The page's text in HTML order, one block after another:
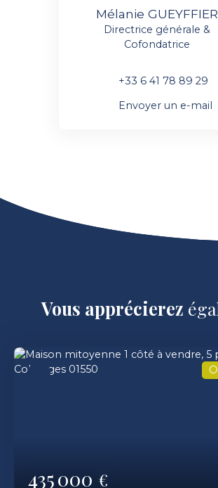
Mélanie GUEYFFIER
Directrice générale &
Cofondatrice
+33 6 41 78 89 29
Envoyer un e-mail
Vous apprécierez
435 000 €